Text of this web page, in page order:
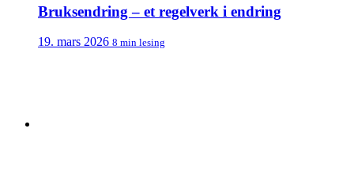
Bruksendring – et regelverk i endring
19. mars 2026 8 min lesing